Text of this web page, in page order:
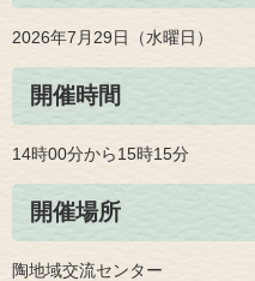
2026年7月29日（水曜日）
開催時間
14時00分から15時15分
開催場所
陶地域交流センター